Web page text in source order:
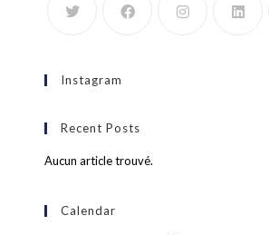
Instagram
Recent Posts
Aucun article trouvé.
Calendar